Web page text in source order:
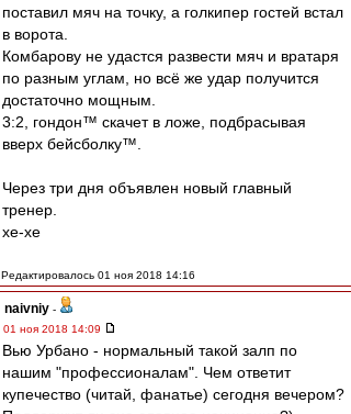
поставил мяч на точку, а голкипер гостей встал
в ворота.
Комбарову не удастся развести мяч и вратаря
по разным углам, но всё же удар получится
достаточно мощным.
3:2, гондон™ скачет в ложе, подбрасывая
вверх бейсболку™.
Через три дня объявлен новый главный
тренер.
хе-хе
Редактировалось 01 ноя 2018 14:16
naivniy -
01 ноя 2018 14:09
Вью Урбано - нормальный такой залп по
нашим "профессионалам". Чем ответит
купечество (читай, фанатье) сегодня вечером?